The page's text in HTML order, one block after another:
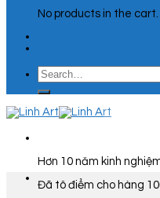
No products in the cart.
Search
for:
Hơn 10 năm kinh
Đã tô điểm cho hàng